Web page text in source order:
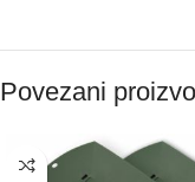
Povezani